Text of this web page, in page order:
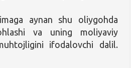
aynan shu oliygohda
va uning moliyaviy
ifodalovchi dalil.